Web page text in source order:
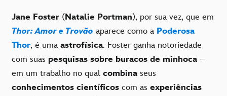
Jane Foster (Natalie Portman), por sua vez, que em
Thor: Amor e Trovão aparece como a Poderosa
Thor, é uma astrofísica. Foster ganha notoriedade
com suas pesquisas sobre buracos de minhoca –
em um trabalho no qual combina seus
conhecimentos científicos com as experiências